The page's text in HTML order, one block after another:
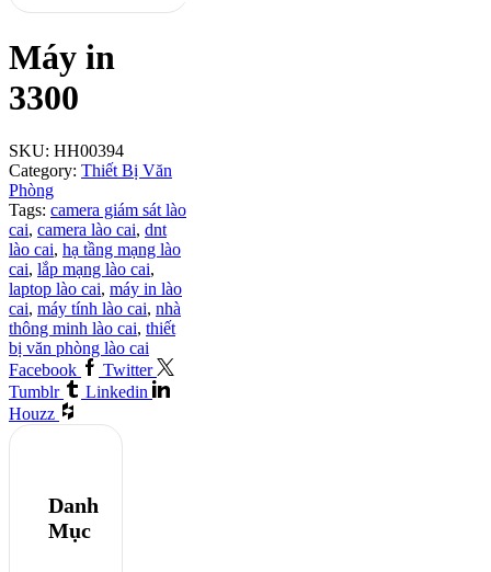
Máy in
3300
SKU: HH00394
Category: Thiết Bị Văn
Phòng
Tags: camera giám sát lào
cai, camera lào cai, dnt
lào cai, hạ tầng mạng lào
cai, lắp mạng lào cai,
laptop lào cai, máy in lào
cai, máy tính lào cai, nhà
thông minh lào cai, thiết
bị văn phòng lào cai
Facebook
Twitter
Tumblr
Linkedin
Houzz
Danh
Mục